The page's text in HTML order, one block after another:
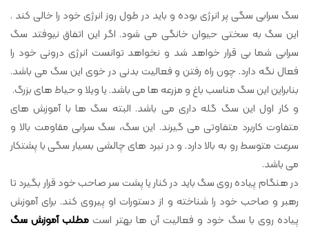
سگ سرابی سگی پر انرژی بوده و باید در طول روز انرژی خود را خالی کند .
این سگ به سختی حیوان خانگی می شود. اگر این اتفاق نیوفتد سگ
سرابی شما بی قرار خواهد شد و نخواهد توانست انرژی درونی خود را
فعال نگه دارد. چون راه رفتن و فعالیت بدنی در خوی این سگ می باشد.
بنابراین این سگ مناسب باغ و مزرعه ها می باشد. یا ویلا و حیاط های بزرگ.
و کار اول این سگ گله داری می باشد. البته سگ ها با آموزش های
متفاوت کاربرد متفاوتی می گیرند. این سگ، سگ سرابی مقاومت بالا و
سرعت متوسط رو به بالا دارد. و در نبرد های چالشی بسیار سگی با پشتکار
می باشد.
در هنگام پیاده روی سگ باید در کنار یا پشت سر صاحب خود قرار بگیرد تا
رهبر و صاحب خود را شناخته و از دستورات او پیروی کند. برای آموزش
پیاده روی با سگ خود و فعالیت آن ها بهتر است مطلب آموزش سگ